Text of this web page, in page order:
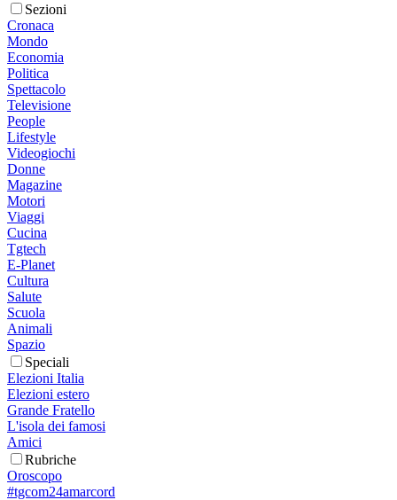
Sezioni
Cronaca
Mondo
Economia
Politica
Spettacolo
Televisione
People
Lifestyle
Videogiochi
Donne
Magazine
Motori
Viaggi
Cucina
Tgtech
E-Planet
Cultura
Salute
Scuola
Animali
Spazio
Speciali
Elezioni Italia
Elezioni estero
Grande Fratello
L'isola dei famosi
Amici
Rubriche
Oroscopo
#tgcom24amarcord